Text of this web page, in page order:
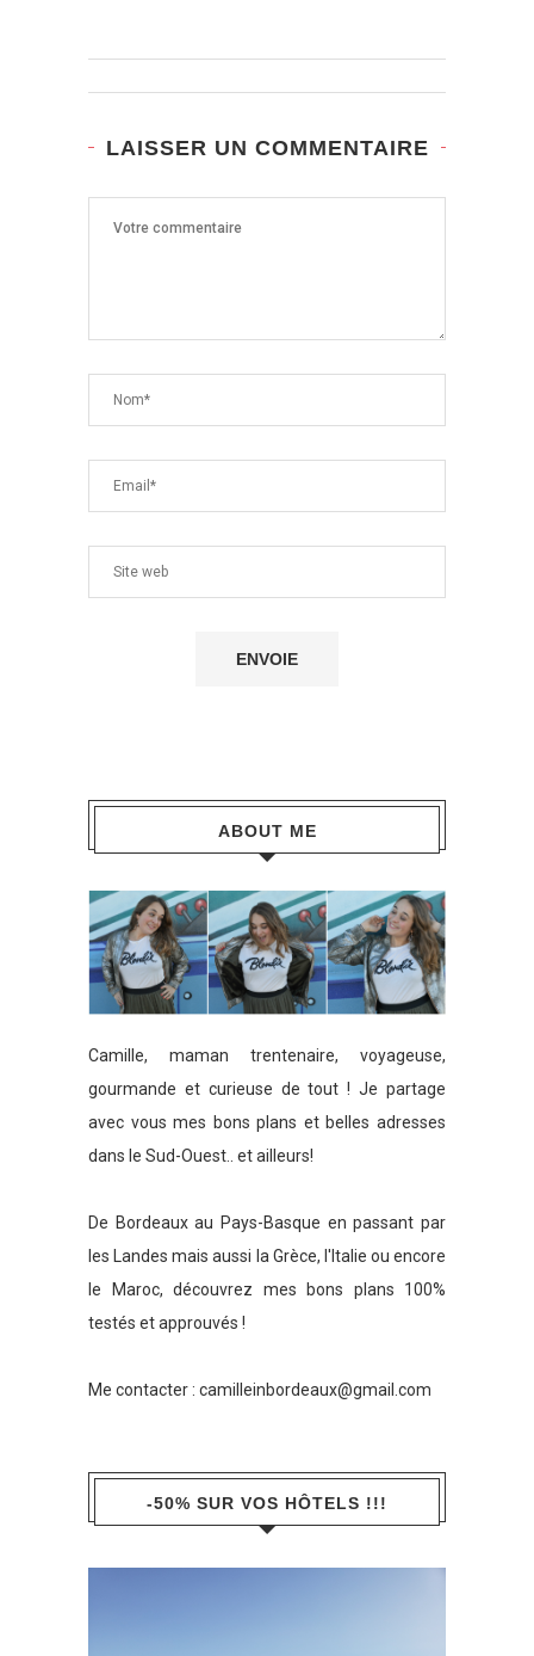
LAISSER UN COMMENTAIRE
ABOUT ME
Camille, maman trentenaire, voyageuse,
gourmande et curieuse de tout ! Je partage
avec vous mes bons plans et belles adresses
dans le Sud-Ouest.. et ailleurs!
De Bordeaux au Pays-Basque en passant par
les Landes mais aussi la Grèce, l'Italie ou encore
le Maroc, découvrez mes bons plans 100%
testés et approuvés !
Me contacter : camilleinbordeaux@gmail.com
-50% SUR VOS HÔTELS !!!